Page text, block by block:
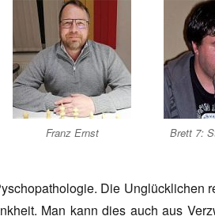
Franz Ernst Brett 7:
Die Unglücklichen
Man kann dies auch aus